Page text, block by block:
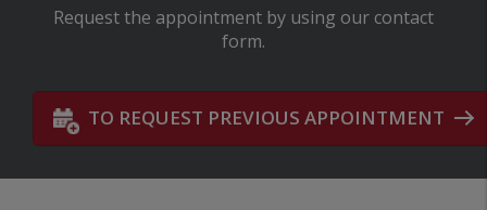
Request the appointment by using our contact
form.
TO REQUEST PREVIOUS APPOINTMENT